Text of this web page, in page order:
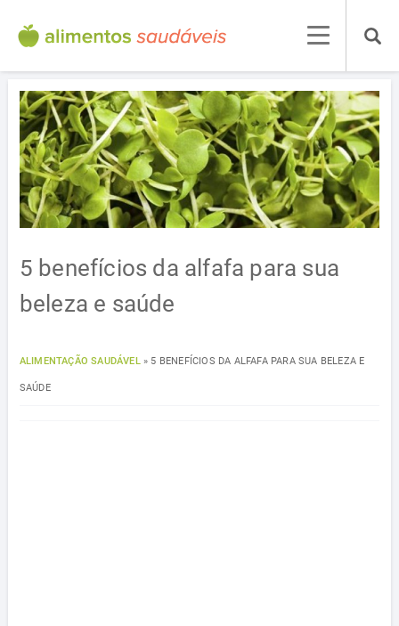
5 benefícios da alfafa para sua
beleza e saúde
ALIMENTAÇÃO SAUDÁVEL» 5 BENEFÍCIOS DA ALFAFA PARA SUA BELEZA E
SAÚDE